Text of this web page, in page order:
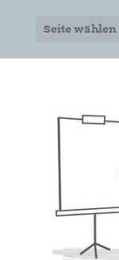
Seite wählen